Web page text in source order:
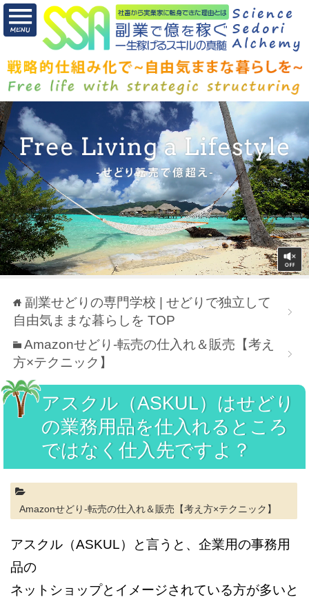
副業せどりの専門学校 | せどりで独立して
自由気ままな暮らしを TOP
Amazonせどり-転売の仕入れ＆販売【考え
方×テクニック】
アスクル（ASKUL）はせどり
の業務用品を仕入れるところ
ではなく仕入先ですよ？
Amazonせどり-転売の仕入れ＆販売【考え方×テクニック】
アスクル（ASKUL）と言うと、企業用の事務用
品の
ネットショップとイメージされている方が多いと